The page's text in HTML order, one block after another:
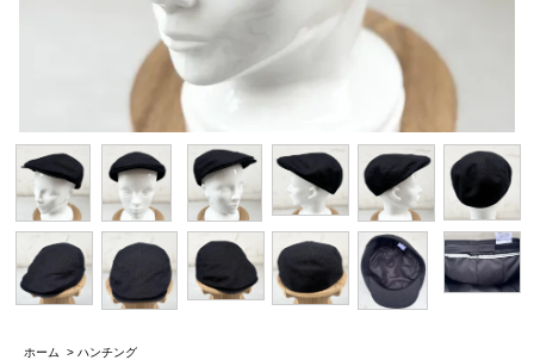
ホーム > ハンチング